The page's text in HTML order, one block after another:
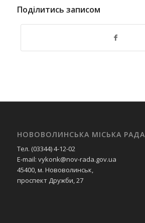
Поділитись записом
НОВОВОЛИНСЬКА МІСЬКА РАДА
Тел. (03344) 4-12-02
E-mail: vykonk@nov-rada.gov.ua
45400, м. Нововолинськ,
проспект Дружби, 27